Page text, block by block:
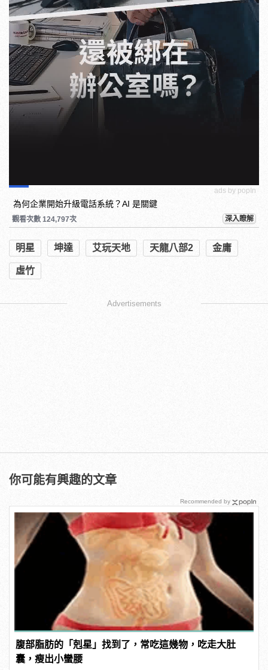
ads by popIn
為何企業開始升級電話系統？AI 是關鍵
觀看次數 124,797次 深入瞭解
明星 坤達 艾玩天地 天龍八部2 金庸
虛竹
Advertisements
你可能有興趣的文章
腹部脂肪的「剋星」找到了，常吃這幾物，吃走大肚
囊，瘦出小蠻腰
Recommended by